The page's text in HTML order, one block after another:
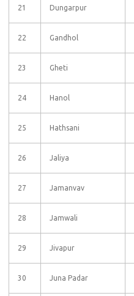
21 Dungarpur
22 Gandhol
23 Gheti
24 Hanol
25 Hathsani
26 Jaliya
27 Jamanvav
28 Jamwali
29 Jivapur
30 Juna Padar